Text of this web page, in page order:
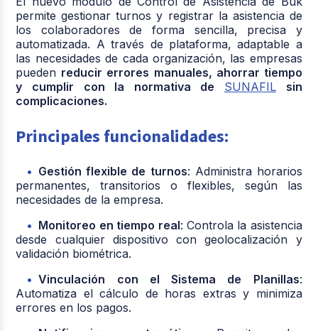
permite gestionar turnos y registrar la asistencia de
los colaboradores de forma sencilla, precisa y
automatizada. A través de plataforma, adaptable a
las necesidades de cada organización, las empresas
pueden reducir errores manuales, ahorrar tiempo
y cumplir con la normativa de SUNAFIL sin
complicaciones.
Principales funcionalidades:
Gestión flexible de turnos: Administra horarios
permanentes, transitorios o flexibles, según las
necesidades de la empresa.
Monitoreo en tiempo real: Controla la asistencia
desde cualquier dispositivo con geolocalización y
validación biométrica.
Vinculación con el Sistema de Planillas:
Automatiza el cálculo de horas extras y minimiza
errores en los pagos.